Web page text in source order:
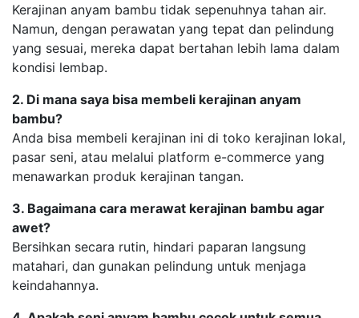
Kerajinan anyam bambu tidak sepenuhnya tahan air.
Namun, dengan perawatan yang tepat dan pelindung
yang sesuai, mereka dapat bertahan lebih lama dalam
kondisi lembap.
2. Di mana saya bisa membeli kerajinan anyam
bambu?
Anda bisa membeli kerajinan ini di toko kerajinan lokal,
pasar seni, atau melalui platform e-commerce yang
menawarkan produk kerajinan tangan.
3. Bagaimana cara merawat kerajinan bambu agar
awet?
Bersihkan secara rutin, hindari paparan langsung
matahari, dan gunakan pelindung untuk menjaga
keindahannya.